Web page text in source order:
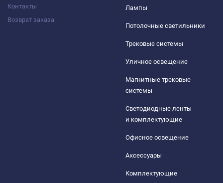
Контакты
Возврат заказа
Лампы
Потолочные светильники
Трековые системы
Уличное освещение
Магнитные трековые
системы
Светодиодные ленты
и комплектующие
Офисное освещение
Аксессуары
Комплектующие